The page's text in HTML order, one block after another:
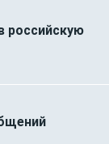
российскую